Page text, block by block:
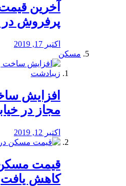
آخرین
پرفروش در
اکتبر 17, 2019
مسکن
افزایش
مجاز در
اکتبر 12, 2019
کاهش یافت